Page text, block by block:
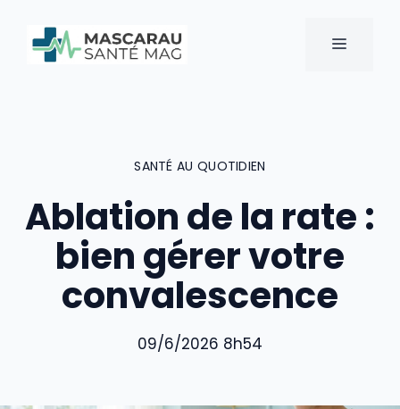
contenu
MENU
SANTÉ AU QUOTIDIEN
Ablation de la rate :
bien gérer votre
convalescence
09/6/2026 8h54